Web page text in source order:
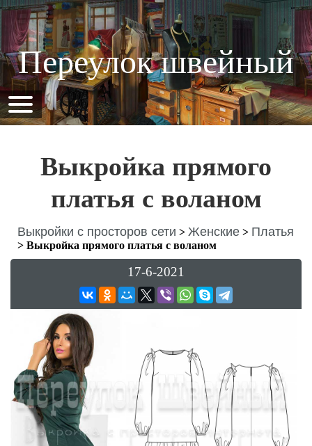
Переулок швейный
Выкройка прямого
платья с воланом
Выкройки с просторов сети > Женские > Платья
> Выкройка прямого платья с воланом
17-6-2021